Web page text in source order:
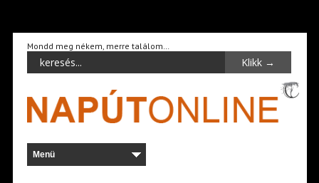
Mondd meg nékem, merre találom…